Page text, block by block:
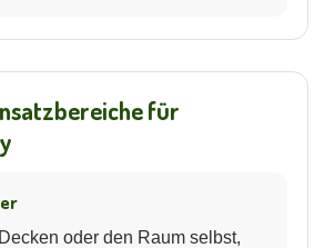
für
oder den Raum selbst,